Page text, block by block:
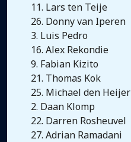
11. Lars ten Teije
26. Donny van Iperen
3. Luis Pedro
16. Alex Rekondie
9. Fabian Kizito
21. Thomas Kok
25. Michael den Heijer
2. Daan Klomp
22. Darren Rosheuvel
27. Adrian Ramadani